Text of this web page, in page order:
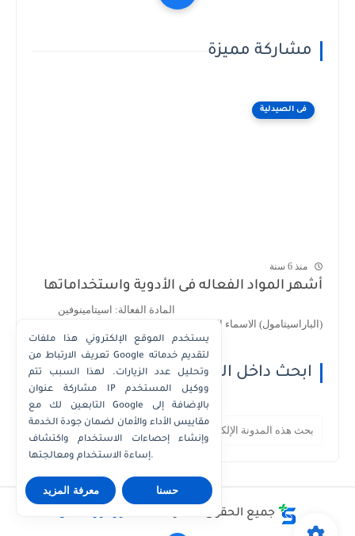
مشاركة مميزة
فى الصيدلية
منذ 6 سنة
أشهر المواد الفعاله فى الأدوية واستخداماتها
المادة الفعالة: اسيتامينوفين
(الباراسيتامول) الاسماء التجارية : 1- اسيتامينوف...
ابحث داخل الموقع
جميع الحقوق محفوظة ©
يستخدم الموقع الإلكتروني هذا ملفات
تعريف الارتباط من Google لتقديم خدماته
وتحليل عدد الزيارات. لهذا السبب تتم
مشاركة عنوان IP ووكيل المستخدم
التابعين لك مع Google بالإضافة إلى
مقاييس الأداء والأمان لضمان جودة الخدمة
وإنشاء إحصاءات الاستخدام واكتشاف
إساءة الاستخدام ومعالجتها.
معرفة المزيد حسنا